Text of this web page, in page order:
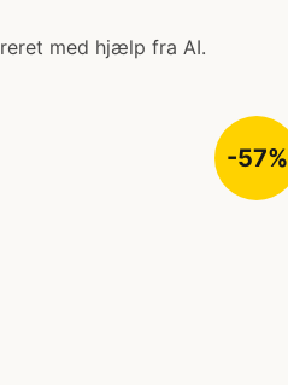
med hjælp fra AI.
-57%